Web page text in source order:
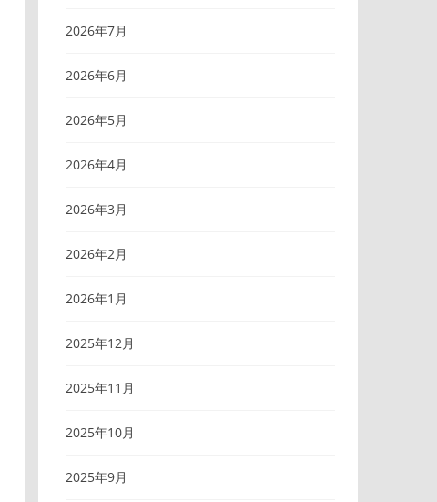
2026年7月
2026年6月
2026年5月
2026年4月
2026年3月
2026年2月
2026年1月
2025年12月
2025年11月
2025年10月
2025年9月